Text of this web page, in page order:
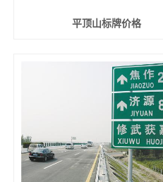
平顶山标牌价格